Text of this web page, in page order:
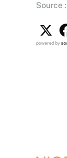
Source :
powered by